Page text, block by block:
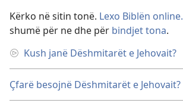
Kërko në sitin tonë. Lexo Biblën online.
shumë për ne dhe për bindjet tona.
Kush janë Dëshmitarët e Jehovait?
Çfarë besojnë Dëshmitarët e Jehovait?